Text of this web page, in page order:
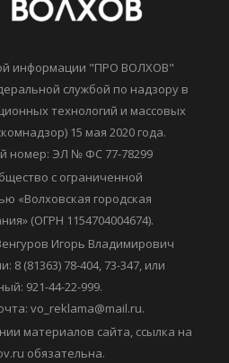
информации "ПРО ВОЛХОВ"
службой по надзору в
технологий и массовых
15 мая 2020 года.
номер: ЭЛ № ФС 77-78299
с ограниченной
«Волховская городская
(ОГРН 1154704004674).
Игорь Владимирович
8 (81363) 78-404, 73-347, или
921-44-22-999.
vo_reklama@mail.ru.
материалов сайта, ссылка на
обязательна.